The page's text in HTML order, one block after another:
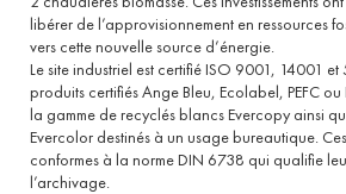
libérer de l’approvisionnement en ressources
vers cette nouvelle source d’énergie.
Le site industriel est certifié ISO 9001, 14001
produits certifiés Ange Bleu, Ecolabel, PEFC
la gamme de recyclés blancs Evercopy ainsi
Evercolor destinés à un usage bureautique.
conformes à la norme DIN 6738 qui qualifie
l’archivage.